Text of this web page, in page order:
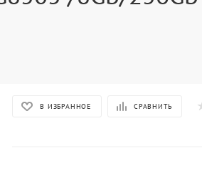
В ИЗБРАННОЕ СРАВНИТЬ